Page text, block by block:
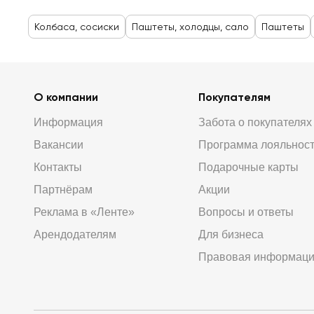
Колбаса, сосиски Паштеты, холодцы, сало Паштеты
О компании
Информация
Вакансии
Контакты
Партнёрам
Реклама в «Ленте»
Арендодателям
Покупателям
Забота о покупателях
Программа
Подарочные карты
Акции
Вопросы и ответы
Для бизнеса
Правовая